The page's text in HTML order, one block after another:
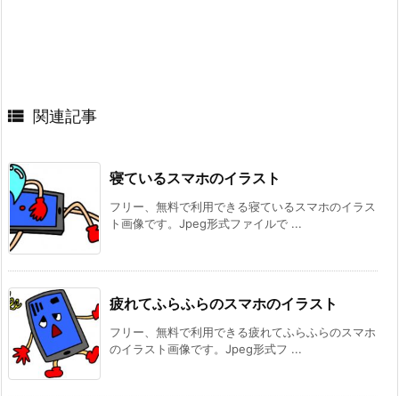
 関連記事
寝ているスマホのイラスト
フリー、無料で利用できる寝ているスマホのイラス
ト画像です。Jpeg形式ファイルで ...
疲れてふらふらのスマホのイラスト
フリー、無料で利用できる疲れてふらふらのスマホ
のイラスト画像です。Jpeg形式フ ...